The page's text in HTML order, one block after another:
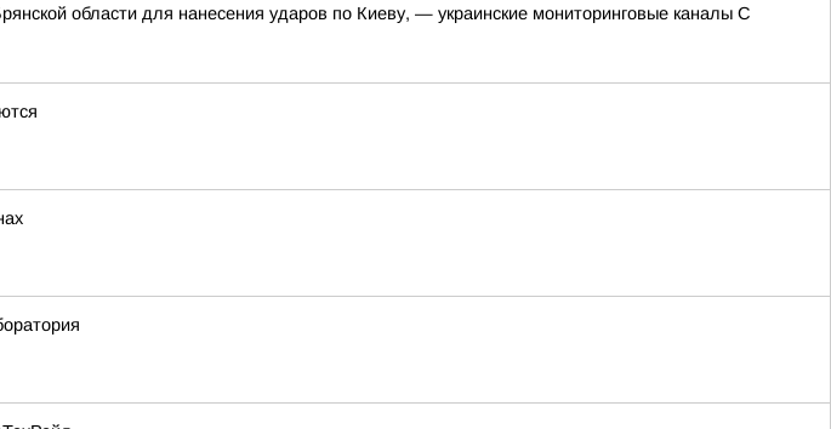
области для нанесения ударов по Киеву, — украинские мониторинговые каналы С